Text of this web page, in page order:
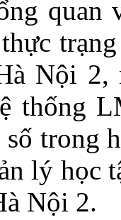
quan
Nội 2,
thống
trong
lý học
Nội 2.